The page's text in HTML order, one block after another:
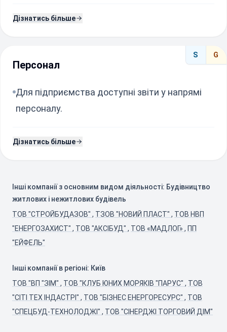
Дізнатись більше
S G
Персонал
Для підприємства доступні звіти у напрямі
персоналу.
Дізнатись більше
Інші компанії з основним видом діяльності: Будівництво
житлових і нежитлових будівель
ТОВ "СТРОЙБУДАЗОВ" , ТЗОВ "НОВИЙ ПЛАСТ" , ТОВ НВП
"ЕНЕРГОЗАХИСТ" , ТОВ "АКСІБУД" , ТОВ «МАДЛОГ» , ПП
"ЕЙФЕЛЬ"
Інші компанії в регіоні: Київ
ТОВ "ВП "ЗІМ" , ТОВ "КЛУБ ЮНИХ МОРЯКІВ "ПАРУС" , ТОВ
"СІТІ ТЕХ ІНДАСТРІ" , ТОВ "БІЗНЕС ЕНЕРГОРЕСУРС" , ТОВ
"СПЕЦБУД-ТЕХНОЛОДЖІ" , ТОВ "СІНЕРДЖІ ТОРГОВИЙ ДІМ"